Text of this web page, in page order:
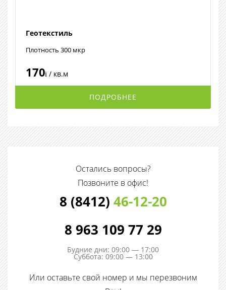
Геотекстиль
Плотность 300 мкр
170i / кв.м
ПОДРОБНЕЕ
Остались вопросы?
Позвоните в офис!
8 (8412) 46-12-20
8 963 109 77 29
Будние дни: 09:00 — 17:00
Суббота: 09:00 — 13:00
Или оставьте свой номер и мы перезвоним